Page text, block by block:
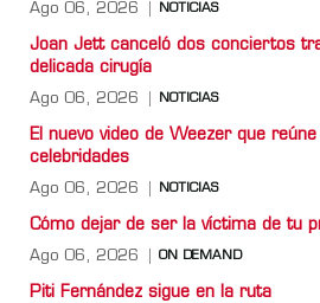
Ago 06, 2026 NOTICIAS
Joan Jett canceló dos conciertos
delicada cirugía
Ago 06, 2026 NOTICIAS
El nuevo video de Weezer que
celebridades
Ago 06, 2026 NOTICIAS
Cómo dejar de ser la víctima de tu
Ago 06, 2026 ON DEMAND
Piti Fernández sigue en la ruta